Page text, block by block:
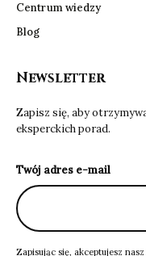
Centrum wiedzy
Blog
Newsletter
Zapisz się, aby
eksperckich porad.
Twój adres e-mail
Zapisując się, akceptujesz nasz